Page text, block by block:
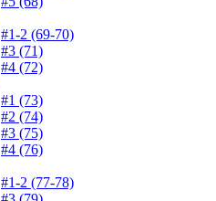
#1-2 (69-70)
#3 (71)
#4 (72)
#1 (73)
#2 (74)
#3 (75)
#4 (76)
#1-2 (77-78)